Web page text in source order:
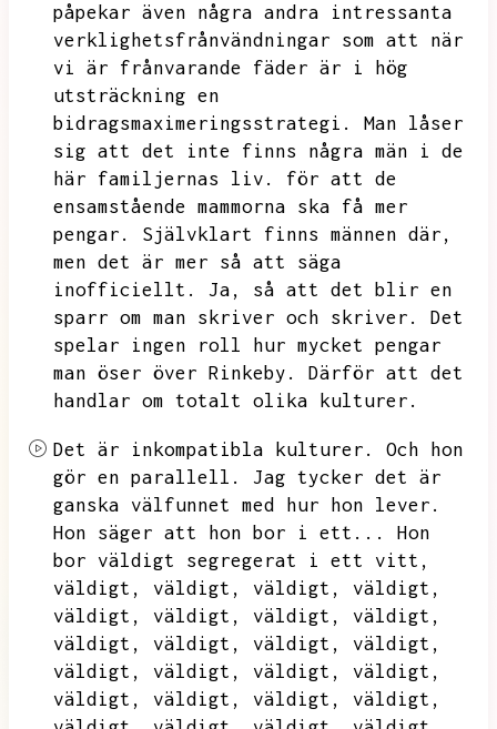
påpekar även några andra intressanta
verklighetsfrånvändningar som att när
vi är frånvarande fäder är i hög
utsträckning en
bidragsmaximeringsstrategi.
Man låser
sig att det inte finns några män i de
här familjernas liv.
för att de
ensamstående mammorna ska få mer
pengar.
Självklart finns männen där,
men det är mer så att säga
inofficiellt.
Ja,
så att det blir en
sparr om man skriver och skriver.
Det
spelar ingen roll hur mycket pengar
man öser över Rinkeby.
Därför att det
handlar om totalt olika kulturer.
Det är inkompatibla kulturer.
Och hon
gör en parallell.
Jag tycker det är
ganska välfunnet med hur hon lever.
Hon säger att hon bor i ett...
Hon
bor väldigt segregerat i ett vitt,
väldigt,
väldigt, väldigt,
väldigt,
väldigt,
väldigt, väldigt,
väldigt,
väldigt,
väldigt, väldigt,
väldigt,
väldigt,
väldigt, väldigt,
väldigt,
väldigt,
väldigt, väldigt,
väldigt,